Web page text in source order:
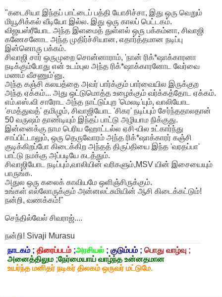
​"கடைசியா இந்தப் பாட்டைப் பத்தி யோசிச்சா, இது ஒரு வெறும்
மியூசிக்கல் வீடியோ இல்ல. இது ஒரு காலப் பெட்டகம்.
விஜயஸ்ரீயோட அந்த இளமைத் துள்ளல் ஒரு பக்கம்னா, சிவாஜி
கணேசனோட அந்த முதிர்ச்சியான, எதார்த்தமான நடிப்பு
இன்னொரு பக்கம்.
​சிவாஜி சார் ஒருமுறை சொன்னாராம், 'நான் ரிக்*ஷாக்காரனா
நடிக்கும்போது என் உடம்புல அந்த ரிக்*ஷாக்காரனோட வேர்வை
மணம் வீசணும்'னு.
அந்த கஞ்சி கலயத்தை அவர் பார்க்கும் பார்வையில இருக்குற
அந்த ஏக்கம்... அது ஒட்டுமொத்த உழைக்கும் வர்க்கத்தோட ஏக்கம்.
​எம்.எஸ்.வி சாரோட அந்த நாட்டுப்புற 'மெலடி'யும், வாலியோட
'சமத்துவத்' தமிழும், சிவாஜியோட 'சிகர' நடிப்பும் சேர்ந்ததாலதான்
50 வருஷம் தாண்டியும் இந்தப் பாட்டு அழியாம நிக்குது.
இன்னைக்கு நாம பெரிய ஹோட்டல்ல ஏசி-யில உட்கார்ந்து
சாப்பிட்டாலும், ஒரு தெருவோரம் அந்த ரிக்*ஷாக்காரர் கஞ்சி
குடிக்கிறப்போ கிடைக்கிற அந்தத் திருப்தியை இந்த 'வரதப்பா'
பாட்டு நமக்கு அப்படியே கடத்தும்.
​சிவாஜியோட நடிப்பும்,வாலியின் வரிகளும்,MSV யின் இசையையும்
பாருங்க.
அதுல ஒரு கலைக் காவியமே ஒளிஞ்சிருக்கும்.
உங்கள் எல்லோருக்கும் அன்னலட்சுமியின் ஆசி கிடைக்கட்டும்!
நன்றி, வணக்கம்!"
செந்தில்வேல் சிவராஜ்....
நன்றி! Sivaji Murasu
நாடகம் ; திரைப்படம் ;அரசியல் ; குடும்பம் ; பொது வாழ்வு ;
அனைத்திலும ;நேர்மையாய் வாழ்ந்த உன்னதமான
உயர்ந்த மனிதர் நடிகர் திலகம் ஒருவர் மட்டுமே.